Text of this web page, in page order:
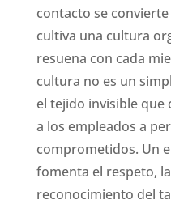
contacto se
cultiva una cultura
resuena con cada
cultura no es un
el tejido invisible que
a los empleados a
comprometidos. Un
fomenta el respeto,
reconocimiento del